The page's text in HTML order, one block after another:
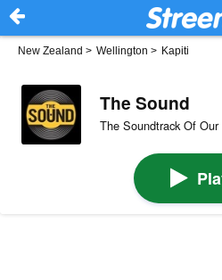
New Zealand > Wellington > Kapiti
The Sound
The Soundtrack Of Our